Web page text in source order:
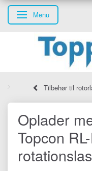
Skifte navigation
Menu
Tilbehør til
Oplader
Topcon